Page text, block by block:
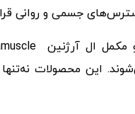
جسمی و روانی
این محصولات